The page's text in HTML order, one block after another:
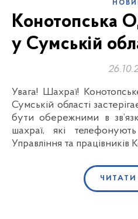
Конотопська
у Сумській
Увага! Шахраї! Конотопське управління ГУ ДФС у
Сумській області
бути обережними в
шахраї, які
Управління та працівників
ЧИТАТИ